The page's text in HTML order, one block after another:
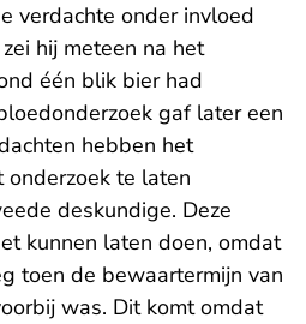
verdachte onder invloed
hij meteen na het
één blik bier had
gaf later een
hebben het
te laten
deskundige. Deze
kunnen laten doen, omdat
toen de bewaartermijn van
was. Dit komt omdat